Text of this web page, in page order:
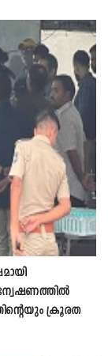
ക്രൂരത